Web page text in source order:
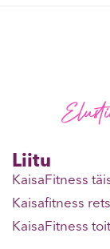
Liitu
KaisaFitness
Kaisafitness
KaisaFitness